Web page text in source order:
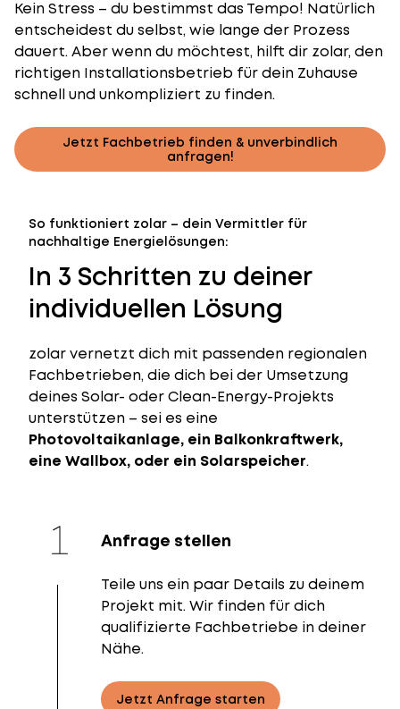
Kein Stress – du bestimmst das Tempo! Natürlich
entscheidest du selbst, wie lange der Prozess
dauert. Aber wenn du möchtest, hilft dir zolar, den
richtigen Installationsbetrieb für dein Zuhause
schnell und unkompliziert zu finden.
Jetzt Fachbetrieb finden & unverbindlich
anfragen!
So funktioniert zolar – dein Vermittler für
nachhaltige Energielösungen:
In 3 Schritten zu deiner
individuellen Lösung
zolar vernetzt dich mit passenden regionalen
Fachbetrieben, die dich bei der Umsetzung
deines Solar- oder Clean-Energy-Projekts
unterstützen – sei es eine
Photovoltaikanlage, ein Balkonkraftwerk,
eine Wallbox, oder ein Solarspeicher.
Anfrage stellen
Teile uns ein paar Details zu deinem
Projekt mit. Wir finden für dich
qualifizierte Fachbetriebe in deiner
Nähe.
Jetzt Anfrage starten